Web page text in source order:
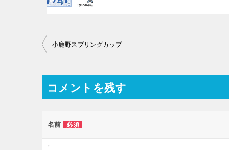
投
ナ
ビ
ー
小鹿野スプリングカップ
コメントを残す
名前 必須